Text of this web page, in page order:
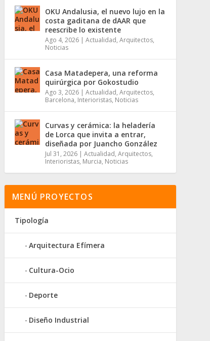
OKU Andalusia, el nuevo lujo en la
costa gaditana de dAAR que
reescribe lo existente
Ago 4, 2026 | Actualidad, Arquitectos,
Noticias
Casa Matadepera, una reforma
quirúrgica por Gokostudio
Ago 3, 2026 | Actualidad, Arquitectos,
Barcelona, Interioristas, Noticias
Curvas y cerámica: la heladería
de Lorca que invita a entrar,
diseñada por Juancho González
Jul 31, 2026 | Actualidad, Arquitectos,
Interioristas, Murcia, Noticias
MENÚ PROYECTOS
Tipología
Arquitectura Efímera
Cultura-Ocio
Deporte
Diseño Industrial